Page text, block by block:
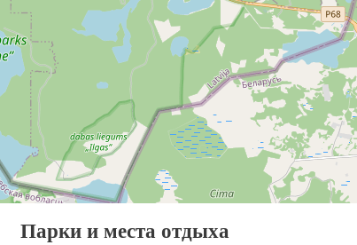
Парки и места отдыха